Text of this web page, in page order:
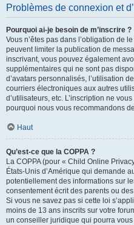
Problèmes de connexion et
Pourquoi ai-je besoin de m’inscrire ?
Vous n’êtes pas dans l’obligation de
peuvent limiter la publication de
inscrivant, vous pouvez également
supplémentaires qui ne sont pas
d’avatars personnalisés, l’utilisation
courriers électroniques aux autres
d’utilisateurs, etc. L’inscription ne
pourquoi nous vous recommandons
Haut
Qu’est-ce que la COPPA ?
La COPPA (pour « Child Online
États-Unis d’Amérique qui demande
potentiellement des informations sur
consentement écrit des parents ou
Si vous ne savez pas si cette loi
moins de 13 ans inscrits sur votre
un conseiller juridique qui pourra